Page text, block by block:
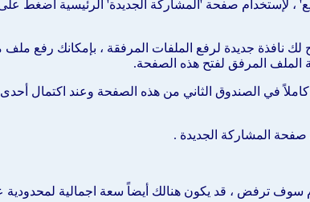
لإستخدام صفحة 'المشاركة الجديدة' الرئيسية اضغط على
جديدة لرفع الملفات المرفقة ، بإمكانك رفع
المرفق لفتح هذه الصفحة.
في الصندوق الثاني من هذه الصفحة وعند اكتمال
صفحة المشاركة الجديدة .
سوف ترفض ، قد يكون هنالك أيضاً سعة اجمالية لمحدودية